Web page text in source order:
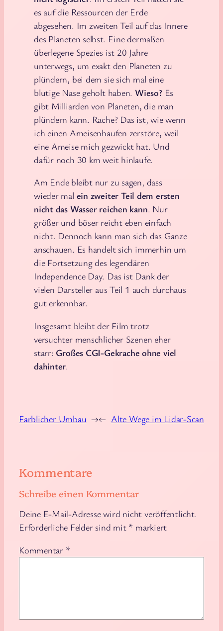
es auf die Ressourcen der Erde
abgesehen. Im zweiten Teil auf das Innere
des Planeten selbst. Eine dermaßen
überlegene Spezies ist 20 Jahre
unterwegs, um exakt den Planeten zu
plündern, bei dem sie sich mal eine
blutige Nase geholt haben. Wieso?Es
gibt Milliarden von Planeten, die man
plündern kann. Rache? Das ist, wie wenn
ich einen Ameisenhaufen zerstöre, weil
eine Ameise mich gezwickt hat. Und
dafür noch 30 km weit hinlaufe.
Am Ende bleibt nur zu sagen, dass
wieder mal ein zweiter Teil dem ersten
nicht das Wasser reichen kann. Nur
größer und böser reicht eben einfach
nicht. Dennoch kann man sich das Ganze
anschauen. Es handelt sich immerhin um
die Fortsetzung des legendären
Independence Day. Das ist Dank der
vielen Darsteller aus Teil 1 auch durchaus
gut erkennbar.
Insgesamt bleibt der Film trotz
versuchter menschlicher Szenen eher
starr: Großes CGI-Gekrache ohne viel
dahinter.
← Alte Wege im Lidar-Scan
Farblicher Umbau →
Kommentare
Schreibe einen Kommentar
Deine E-Mail-Adresse wird nicht veröffentlicht.
Erforderliche Felder sind mit * markiert
Kommentar *